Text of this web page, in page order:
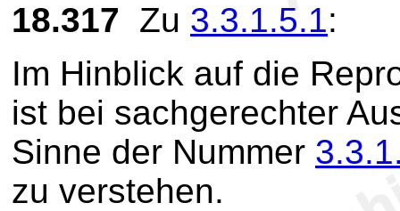
18.317 Zu 3.3.1.5.1:
Im Hinblick auf die
ist bei sachgerechter
Sinne der Nummer
zu verstehen.